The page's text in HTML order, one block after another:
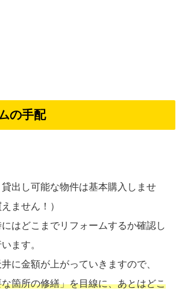
の手配
出し可能な物件は基本購入しませ
ません！）
はどこまでリフォームするか確認し
ます。
に金額が上がっていきますので、
箇所の修繕」を目線に、あとはどこ